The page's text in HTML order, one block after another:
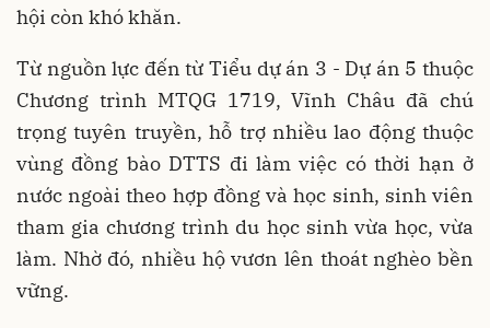
hội còn khó khăn.
Từ nguồn lực đến từ Tiểu dự án 3 - Dự án 5 thuộc
Chương trình MTQG 1719, Vĩnh Châu đã chú
trọng tuyên truyền, hỗ trợ nhiều lao động thuộc
vùng đồng bào DTTS đi làm việc có thời hạn ở
nước ngoài theo hợp đồng và học sinh, sinh viên
tham gia chương trình du học sinh vừa học, vừa
làm. Nhờ đó, nhiều hộ vươn lên thoát nghèo bền
vững.